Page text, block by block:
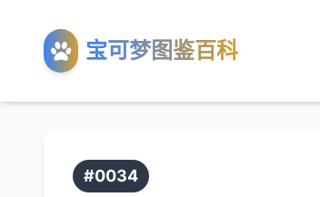
宝可梦图鉴百科
#0034